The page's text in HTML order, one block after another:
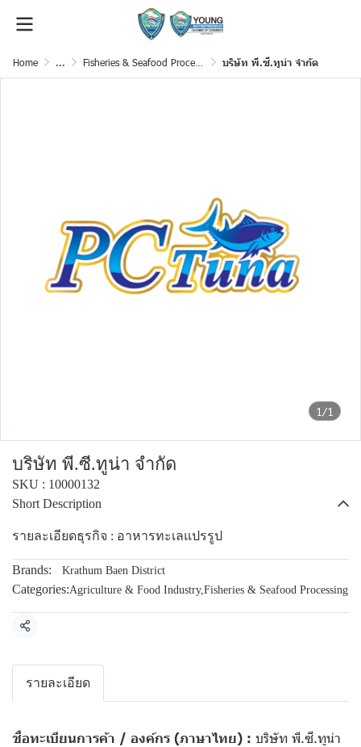
Home ... Fisheries & Seafood Processing บริษัท พี.ซี.ทูน่า จำกัด
1/1
บริษัท พี.ซี.ทูน่า จำกัด
SKU : 10000132
Short Description
รายละเอียดธุรกิจ : อาหารทะเลแปรรูป
Brands: Krathum Baen District
Categories:Agriculture & Food Industry,Fisheries & Seafood Processing
Share
รายละเอียด
ชื่อทะเบียนการค้า / องค์กร (ภาษาไทย) : บริษัท พี.ซี.ทูน่า